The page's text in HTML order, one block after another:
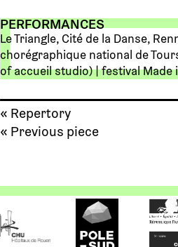
PERFORMANCES
Le Triangle, Cité de la Danse,
chorégraphique national de
of accueil studio) | festival Made
« Repertory
« Previous piece